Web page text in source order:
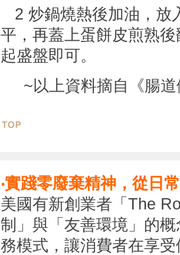
2 炒鍋燒熱後加油，放
平，再蓋上蛋餅皮煎熟
起盛盤即可。
~以上資料摘自
《腸
‧實踐零廢棄精神，從日
美國有新創業者「The
制」與「友善環境」的
務模式，讓消費者在享